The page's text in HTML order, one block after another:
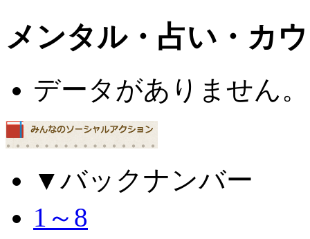
メンタル・占い・カ
データがありません。
▼バックナンバー
1～8